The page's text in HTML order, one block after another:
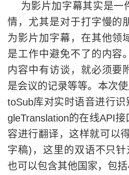
为影片加字幕其实是一
情，尤其是对于打字慢的
为影片加字幕，在其他领
是工作中避免不了的内容
内容中有访谈，就必须要
是会议的记录等等。本次
toSub库对实时语音进行
gleTranslation的在线API
容进行翻译，这样就可以
字稿)，这里的双语不只针
也可以包含其他国家，包